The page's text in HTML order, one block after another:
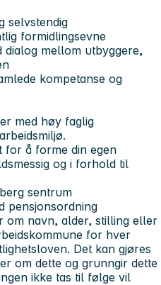
selvstendig
formidlingsevne
dialog mellom utbyggere,
kompetanse og
med høy faglig
for å forme din egen
og i forhold til
sentrum
pensjonsordning
om navn, alder, stilling eller
for hver
Det kan gjøres
om dette og grunngir dette
ikke tas til følge vil